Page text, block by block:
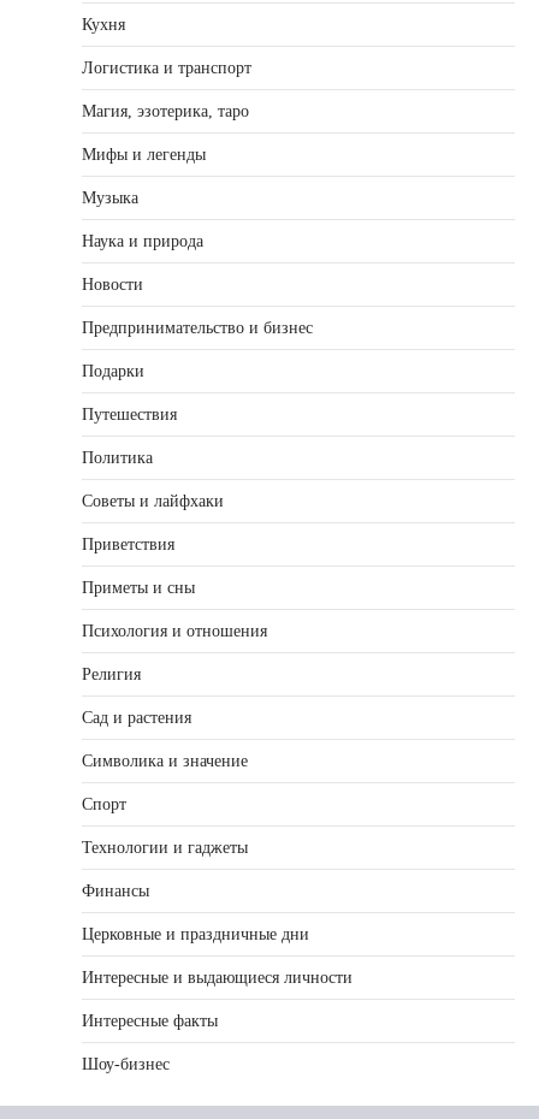
Кухня
Логистика и транспорт
Магия, эзотерика, таро
Мифы и легенды
Музыка
Наука и природа
Новости
Предпринимательство и бизнес
Подарки
Путешествия
Политика
Советы и лайфхаки
Приветствия
Приметы и сны
Психология и отношения
Религия
Сад и растения
Символика и значение
Спорт
Технологии и гаджеты
Финансы
Церковные и праздничные дни
Интересные и выдающиеся личности
Интересные факты
Шоу-бизнес